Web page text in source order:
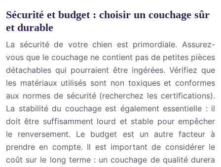
Sécurité et budget : choisir un couchage sûr
et durable
La sécurité de votre chien est primordiale. Assurez-
vous que le couchage ne contient pas de petites pièces
détachables qui pourraient être ingérées. Vérifiez que
les matériaux utilisés sont non toxiques et conformes
aux normes de sécurité (recherchez les certifications).
La stabilité du couchage est également essentielle : il
doit être suffisamment lourd et stable pour empêcher
le renversement. Le budget est un autre facteur à
prendre en compte. Il est important de considérer le
coût sur le long terme : un couchage de qualité durera